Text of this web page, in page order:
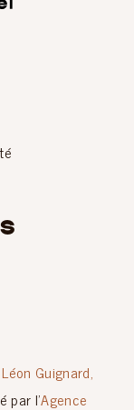
Guignard,
par l’Agence